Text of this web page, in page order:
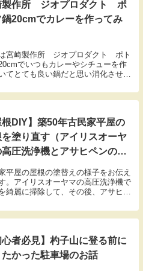
製作所 ジオプロダクト ポ
鍋20cmでカレーを作ってみ
宮崎製作所 ジオプロダクト ポト
でいつもカレーやシチューを作
てとても良い鍋だと思い消化させて
根DIY】築50年古民家平屋の
を塗り直す（アイリスオーヤ
高圧洗浄機とアサヒペンのア
ル塗料を使用）
平屋の屋根の塗替えの様子をお伝え
。アイリスオーヤマの高圧洗浄機で
綺麗に掃除して、その後、アサヒペ
抑制剤も含まれているらしく、とて
に塗ることができました。
心者必見】杓子山に登る前に
かった駐車場のお話